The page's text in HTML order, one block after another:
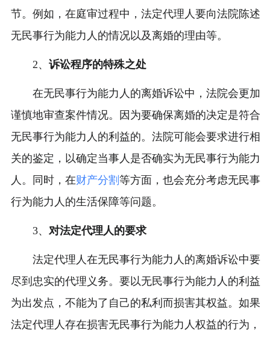
节。例如，在庭审过程中，法定代理人要向法院陈述
无民事行为能力人的情况以及离婚的理由等。
2、 诉讼程序的特殊之处
在无民事行为能力人的离婚诉讼中，法院会更加
谨慎地审查案件情况。因为要确保离婚的决定是符合
无民事行为能力人的利益的。法院可能会要求进行相
关的鉴定，以确定当事人是否确实为无民事行为能力
人。同时，在财产分割 等方面，也会充分考虑无民事
行为能力人的生活保障等问题。
3、 对法定代理人的要求
法定代理人在无民事行为能力人的离婚诉讼中要
尽到忠实的代理义务。要以无民事行为能力人的利益
为出发点，不能为了自己的私利而损害其权益。如果
法定代理人存在损害无民事行为能力人权益的行为，